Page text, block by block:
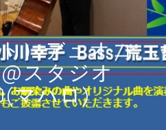
ト）デュオコ
スタジオ
マハロ)